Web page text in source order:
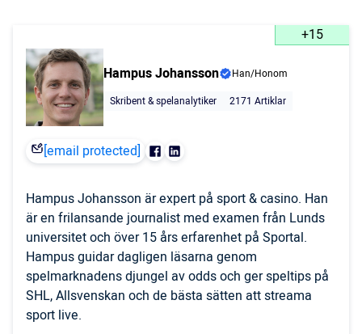
+15
Hampus Johansson
Han/Honom
Skribent & spelanalytiker
2171 Artiklar
[email protected]
Hampus Johansson är expert på sport & casino. Han
är en frilansande journalist med examen från Lunds
universitet och över 15 års erfarenhet på Sportal.
Hampus guidar dagligen läsarna genom
spelmarknadens djungel av odds och ger speltips på
SHL, Allsvenskan och de bästa sätten att streama
sport live.